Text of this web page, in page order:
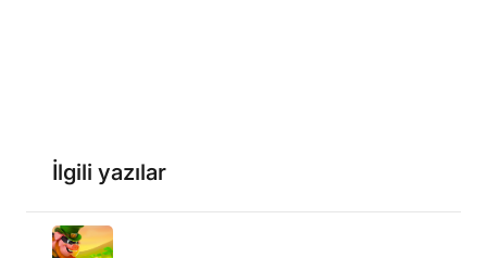
İlgili yazılar